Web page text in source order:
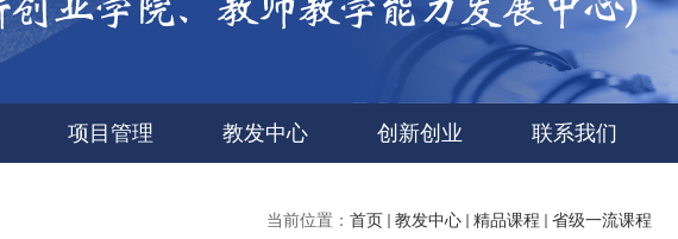
项目管理 教发中心 创新创业 联系我们
当前位置： 首页 教发中心 精品课程 省级一流课程